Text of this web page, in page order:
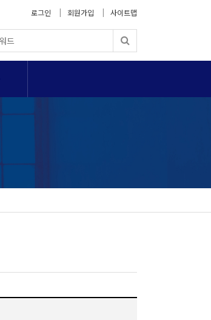
로그인 회원가입 사이트맵